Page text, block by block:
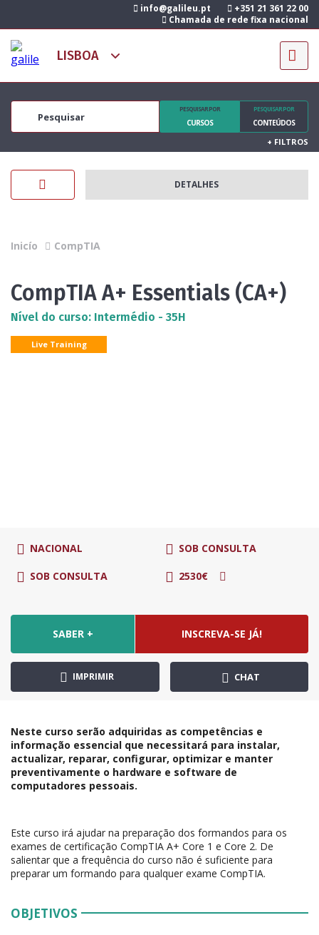
info@galileu.pt
+351 21 361 22 00
Chamada de rede fixa nacional
PESQUISAR POR
CURSOS
PESQUISAR POR
CONTEÚDOS
+ FILTROS
DETALHES
Inicío CompTIA
CompTIA A+ Essentials (CA+)
Nível do curso: Intermédio - 35H
Live Training
NACIONAL SOB CONSULTA
SOB CONSULTA 2530€
SABER + INSCREVA-SE JÁ!
IMPRIMIR CHAT
Neste curso serão adquiridas as competências e
informação essencial que necessitará para instalar,
actualizar, reparar, configurar, optimizar e manter
preventivamente o hardware e software de
computadores pessoais.
Este curso irá ajudar na preparação dos formandos para os
exames de certificação CompTIA A+ Core 1 e Core 2. De
salientar que a frequência do curso não é suficiente para
preparar um formando para qualquer exame CompTIA.
OBJETIVOS